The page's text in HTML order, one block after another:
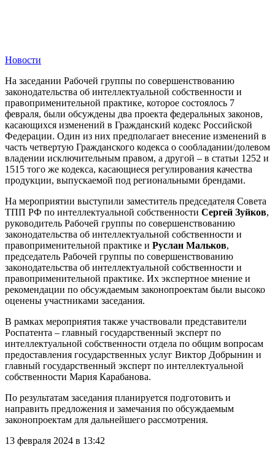
Новости
На заседании Рабочей группы по совершенствованию
законодательства об интеллектуальной собственности и
правоприменительной практике, которое состоялось 7
февраля, были обсуждены два проекта федеральных законов,
касающихся изменений в Гражданский кодекс Российской
Федерации. Один из них предполагает внесение изменений в
часть четвертую Гражданского кодекса о сообладании/долевом
владении исключительным правом, а другой – в статьи 1252 и
1515 того же кодекса, касающиеся регулирования качества
продукции, выпускаемой под региональными брендами.
На мероприятии выступили заместитель председателя Совета
ТПП РФ по интеллектуальной собственности Сергей Зуйков,
руководитель Рабочей группы по совершенствованию
законодательства об интеллектуальной собственности и
правоприменительной практике и Руслан Мальков,
председатель Рабочей группы по совершенствованию
законодательства об интеллектуальной собственности и
правоприменительной практике. Их экспертное мнение и
рекомендации по обсуждаемым законопроектам были высоко
оценены участниками заседания.
В рамках мероприятия также участвовали представители
Роспатента – главный государственный эксперт по
интеллектуальной собственности отдела по общим вопросам
предоставления государственных услуг Виктор Добрынин и
главный государственный эксперт по интеллектуальной
собственности Мария Карабанова.
По результатам заседания планируется подготовить и
направить предложения и замечания по обсуждаемым
законопроектам для дальнейшего рассмотрения.
13 февраля 2024 в 13:42